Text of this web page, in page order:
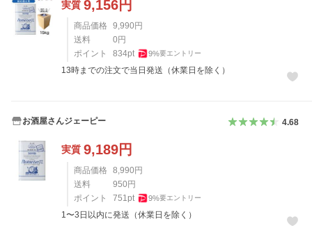
実質 9,156円
商品価格 9,990円
送料
0円
ポイント
834pt 9%要エントリー
13時までの注文で当日発送（休業日を除く）
お酒屋さんジェーピー 4.68
実質 9,189円
商品価格 8,990円
送料
950円
ポイント
751 pt 9%要エントリー
1〜3日以内に発送（休業日を除く）